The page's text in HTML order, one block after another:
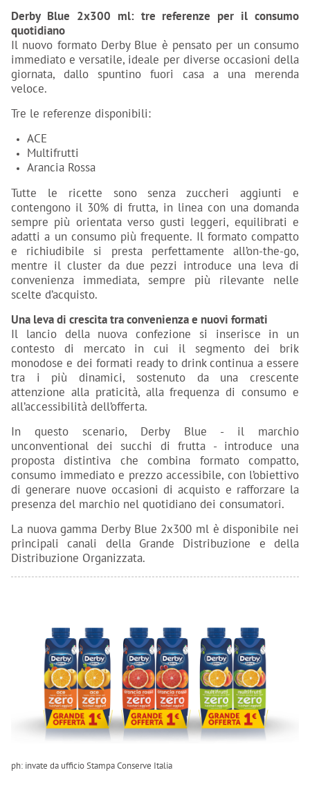
Derby Blue 2x300 ml: tre referenze per il consumo
quotidiano
Il nuovo formato Derby Blue è pensato per un consumo
immediato e versatile, ideale per diverse occasioni della
giornata, dallo spuntino fuori casa a una merenda
veloce.
Tre le referenze disponibili:
ACE
Multifrutti
Arancia Rossa
Tutte le ricette sono senza zuccheri aggiunti e
contengono il 30% di frutta, in linea con una domanda
sempre più orientata verso gusti leggeri, equilibrati e
adatti a un consumo più frequente. Il formato compatto
e richiudibile si presta perfettamente all’on-the-go,
mentre il cluster da due pezzi introduce una leva di
convenienza immediata, sempre più rilevante nelle
scelte d’acquisto.
Una leva di crescita tra convenienza e nuovi formati
Il lancio della nuova confezione si inserisce in un
contesto di mercato in cui il segmento dei brik
monodose e dei formati ready to drink continua a essere
tra i più dinamici, sostenuto da una crescente
attenzione alla praticità, alla frequenza di consumo e
all’accessibilità dell’offerta.
In questo scenario, Derby Blue - il marchio
unconventional dei succhi di frutta - introduce una
proposta distintiva che combina formato compatto,
consumo immediato e prezzo accessibile, con l’obiettivo
di generare nuove occasioni di acquisto e rafforzare la
presenza del marchio nel quotidiano dei consumatori.
La nuova gamma Derby Blue 2x300 ml è disponibile nei
principali canali della Grande Distribuzione e della
Distribuzione Organizzata.
ph: invate da ufficio Stampa Conserve Italia